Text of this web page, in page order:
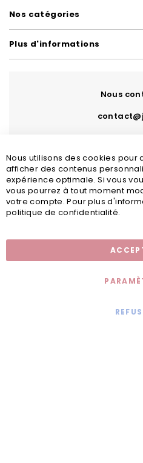
Nos catégories
Plus d'informations
Nous
Nous utilisons des cookies pour
afficher des contenus
expérience optimale. Si vous
vous pourrez à tout moment
votre compte. Pour plus
politique de confidentialité.